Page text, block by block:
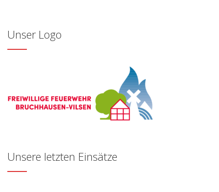
Unser Logo
Unsere letzten Einsätze